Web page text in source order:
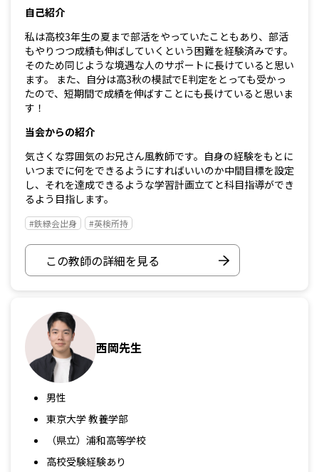
自己紹介
私は高校3年生の夏まで部活をやっていたこともあり、部活
もやりつつ成績も伸ばしていくという困難を経験済みです。
そのため同じような境遇な人のサポートに長けていると思い
ます。 また、自分は高3秋の模試でE判定をとっても受かっ
たので、短期間で成績を伸ばすことにも長けていると思いま
す！
当会からの紹介
気さくな雰囲気のお兄さん風教師です。自身の経験をもとに
いつまでに何をできるようにすればいいのか中間目標を設定
し、それを達成できるような学習計画立てと科目指導ができ
るよう目指します。
#鉄緑会出身 #英検所持
この教師の詳細を見る
西岡先生
男性
東京大学 教養学部
（県立）浦和高等学校
高校受験経験あり